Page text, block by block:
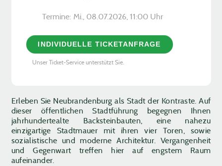
Erleben Sie Neubrandenburg als Stadt der Kontraste. Auf
dieser öffentlichen Stadtführung begegnen Ihnen
jahrhundertealte Backsteinbauten, eine nahezu
einzigartige Stadtmauer mit ihren vier Toren, sowie
sozialistische und moderne Architektur. Vergangenheit
und Gegenwart treffen hier auf engstem Raum
aufeinander.
Termine: Mi., 08.07.2026, ­11:00 Uhr
INDIVIDUELLE TICKETANFRAGE
Unser Ticket-Service unterstützt Sie.